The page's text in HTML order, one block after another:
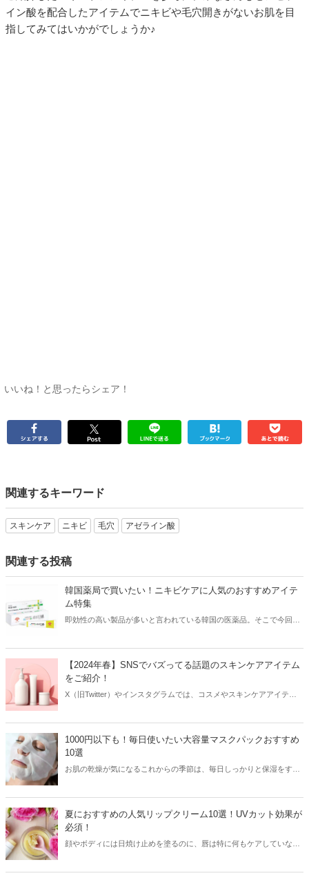
イン酸を配合したアイテムでニキビや毛穴開きがないお肌を目
指してみてはいかがでしょうか♪
いいね！と思ったらシェア！
関連するキーワード
スキンケア ニキビ 毛穴 アゼライン酸
関連する投稿
韓国薬局で買いたい！ニキビケアに人気のおすすめアイテ
ム特集
即効性の高い製品が多いと言われている韓国の医薬品。そこで今回は
入できるニキビケアにおすすめのアイテムをチェックしてみましょ
う。
【2024年春】SNSでバズってる話題のスキンケアアイテム
をご紹介！
X（旧Twitter）やインスタグラムでは、コスメやスキンケアアイテム
っかけに人気が爆発するアイテムもあり、美容女子たちは日頃から
SNSをチェックしているはず！そこで今回はSNSでバズってる話題の
スキンケアアイテムをご紹介します。
1000円以下も！毎日使いたい大容量マスクパックおすすめ
10選
お肌の乾燥が気になるこれからの季節は、毎日しっかりと保湿をする
クをご紹介します。
夏におすすめの人気リップクリーム10選！UVカット効果が
必須！
顔やボディには日焼け止めを塗るのに、唇は特に何もケアしていな
ームもUVカット効果があるものを使うのが必須！今回は夏におすすめ